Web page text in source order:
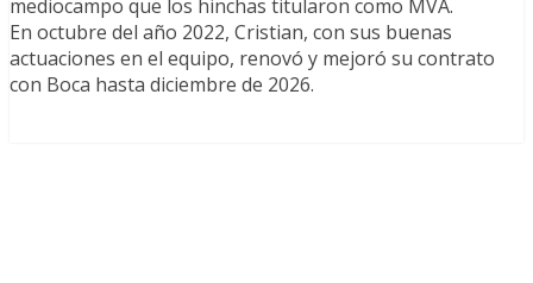
mediocampo que los hinchas titularon como MVA.
En octubre del año 2022, Cristian, con sus buenas
actuaciones en el equipo, renovó y mejoró su contrato
con Boca hasta diciembre de 2026.